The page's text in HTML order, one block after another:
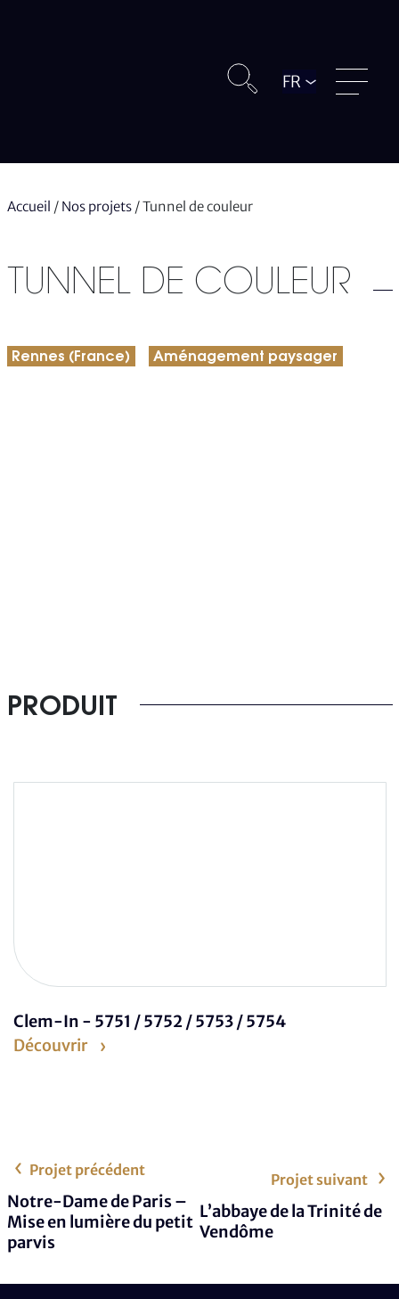
Langue
Accueil / Nos projets/Tunnel de couleur
TUNNEL DE COULEUR
Rennes (France) Aménagement paysager
PRODUIT
Clem-In - 5751 / 5752 / 5753 / 5754
Découvrir
Projet précédent
Notre-Dame de Paris –
Mise en lumière du petit
parvis
Projet suivant
L’abbaye de la Trinité de
Vendôme